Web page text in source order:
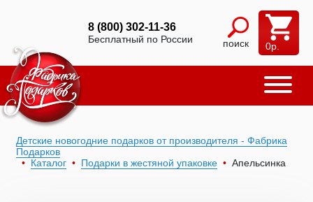
8 (800) 302-11-36
Бесплатный по России поиск 0р.
Детские новогодние подарков от производителя - Фабрика
Подарков
Каталог
Подарки в жестяной упаковке Апельсинка